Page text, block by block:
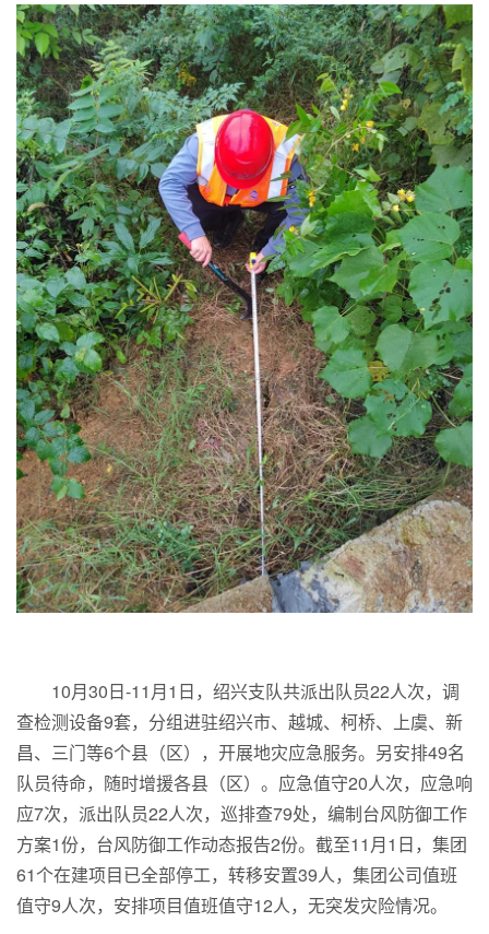
10月30日-11月1日，绍兴支队共派出队员22人次，调
查检测设备9套，分组进驻绍兴市、越城、柯桥、上虞、新
昌、三门等6个县（区），开展地灾应急服务。另安排49名
队员待命，随时增援各县（区）。应急值守20人次，应急响
应7次，派出队员22人次，巡排查79处，编制台风防御工作
方案1份，台风防御工作动态报告2份。截至11月1日，集团
61个在建项目已全部停工，转移安置39人，集团公司值班
值守9人次，安排项目值班值守12人，无突发灾险情况。